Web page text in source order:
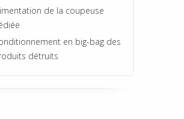
de la coupeuse
en big-bag des
détruits